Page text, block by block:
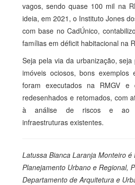
vagos, sendo quase 100 mil na
ideia, em 2021, o Instituto Jones
com base no CadÚnico,
famílias em déficit habitacional na
Seja pela via da urbanização,
imóveis ociosos, bons exemplos
foram executados na RMGV e
redesenhados e retomados, com
à análise de riscos e ao
infraestruturas existentes.
Latussa Bianca Laranja Monteiro é
Planejamento Urbano e Regional,
Departamento de Arquitetura e